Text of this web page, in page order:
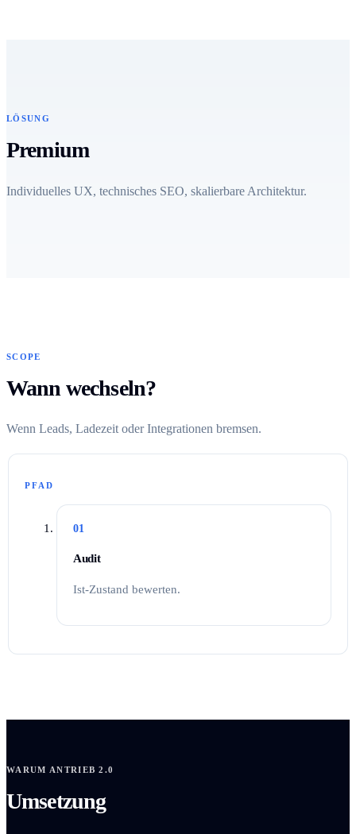
LÖSUNG
Premium
Individuelles UX, technisches SEO, skalierbare Architektur.
SCOPE
Wann wechseln?
Wenn Leads, Ladezeit oder Integrationen bremsen.
PFAD
01
Audit
Ist-Zustand bewerten.
WARUM ANTRIEB 2.0
Umsetzung